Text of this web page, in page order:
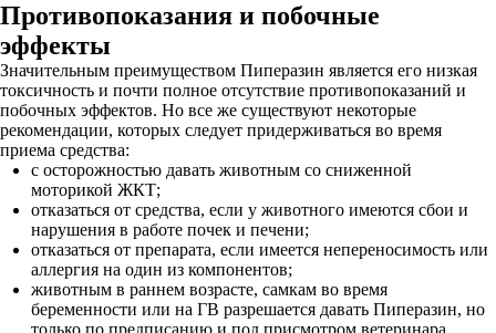
Противопоказания и побочные
эффекты
Значительным преимуществом Пиперазин является его низкая
токсичность и почти полное отсутствие противопоказаний и
побочных эффектов. Но все же существуют некоторые
рекомендации, которых следует придерживаться во время
приема средства:
с осторожностью давать животным со сниженной
моторикой ЖКТ;
отказаться от средства, если у животного имеются сбои и
нарушения в работе почек и печени;
отказаться от препарата, если имеется непереносимость или
аллергия на один из компонентов;
животным в раннем возрасте, самкам во время
беременности или на ГВ разрешается давать Пиперазин, но
только по предписанию и под присмотром ветеринара.